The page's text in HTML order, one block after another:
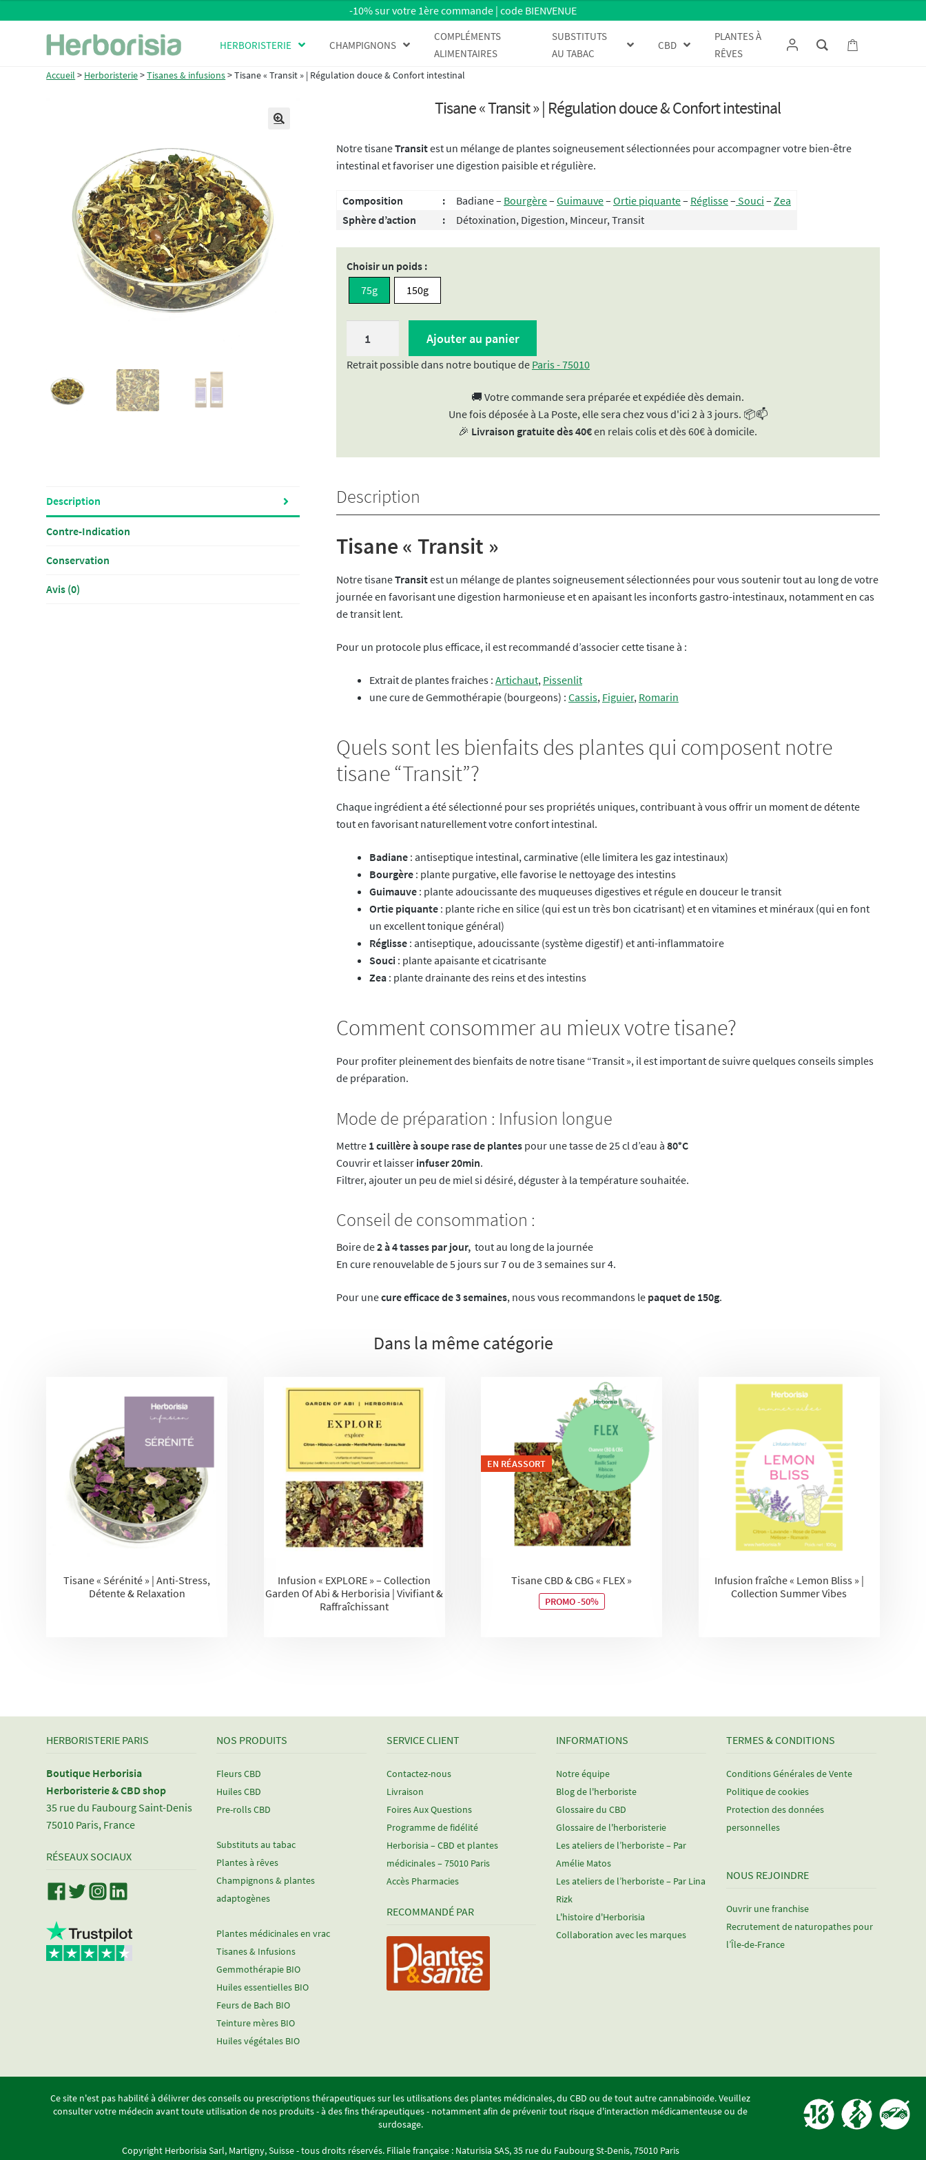
Aller
à
la
Aller
au
contenu
-10% sur votre 1ère commande | code BIENVENUE
HERBORISTERIE CHAMPIGNONS
COMPLÉMENTS
ALIMENTAIRES
SUBSTITUTS
AU TABAC
CBD
PLANTES À
RÊVES
Accueil > Herboristerie>Tisanes & infusions>Tisane « Transit » | Régulation douce & Confort intestinal
Tisane « Transit » | Régulation douce & Confort intestinal
Notre tisaneTransitest un mélange de plantes soigneusement sélectionnées pour accompagner votre bien-être
intestinal et favoriser une digestion paisible et régulière.
Composition : Badiane – Bourgère– Guimauve– Ortie piquante– Réglisse– Souci – Zea
Sphère d’action
: Détoxination, Digestion, Minceur, Transit
Choisir un poids :
75g
150g
Tisane
Ajouter au panier
Retrait possible dans notre boutique de Paris - 75010
🚚 Votre commande sera préparée et expédiée dès demain.
Une fois déposée à La Poste, elle sera chez vous d'ici 2 à 3 jours. 📦📫
🎉 Livraison gratuite dès 40€en relais colis et dès 60€ à domicile.
Description
Contre-Indication
Conservation
Avis (0)
Description
Tisane « Transit »
Notre tisaneTransitest un mélange de plantes soigneusement sélectionnées pour vous soutenir tout au long de votre
journée en favorisant une digestion harmonieuse et en apaisant les inconforts gastro-intestinaux, notamment en cas
de transit lent.
Pour un protocole plus efficace, il est recommandé d’associer cette tisane à :
Extrait de plantes fraiches : Artichaut, Pissenlit
une cure de Gemmothérapie (bourgeons) : Cassis, Figuier, Romarin
Quels sont les bienfaits des plantes qui composent notre
tisane “Transit”?
Chaque ingrédient a été sélectionné pour ses propriétés uniques, contribuant à vous offrir un moment de détente
tout en favorisant naturellement votre confort intestinal.
Badiane: antiseptique intestinal, carminative (elle limitera les gaz intestinaux)
Bourgère: plante purgative, elle favorise le nettoyage des intestins
Guimauve: plante adoucissante des muqueuses digestives et régule en douceur le transit
Ortie piquante: plante riche en silice (qui est un très bon cicatrisant) et en vitamines et minéraux (qui en font
un excellent tonique général)
Réglisse: antiseptique, adoucissante (système digestif) et anti-inflammatoire
Souci : plante apaisante et cicatrisante
Zea: plante drainante des reins et des intestins
Comment consommer au mieux votre tisane?
Pour profiter pleinement des bienfaits de notre tisane “Transit », il est important de suivre quelques conseils simples
de préparation.
Mode de préparation : Infusion longue
Mettre 1 cuillère à soupe rase de plantespour une tasse de 25 cl d’eau à 80°C
Couvrir et laisser infuser 20min.
Filtrer, ajouter un peu de miel si désiré, déguster à la température souhaitée.
Conseil de consommation :
Boire de2 à 4 tasses par jour,tout au long de la journée
En cure renouvelable de 5 jours sur 7 ou de 3 semaines sur 4.
Pour unecure efficace de 3 semaines, nous vous recommandons le paquet de 150g.
Dans la même catégorie
Tisane « Sérénité » | Anti-Stress,
Détente & Relaxation
Infusion « EXPLORE » – Collection
Garden Of Abi & Herborisia | Vivifiant &
Raffraîchissant
EN RÉASSORT
Tisane CBD & CBG « FLEX »
PROMO -50%
Infusion fraîche « Lemon Bliss » |
Collection Summer Vibes
HERBORISTERIE PARIS
Boutique Herborisia
Herboristerie & CBD shop
35 rue du Faubourg Saint-Denis
75010 Paris, France
RÉSEAUX SOCIAUX
NOS PRODUITS
Fleurs CBD
Huiles CBD
Pre-rolls CBD
Substituts au tabac
Plantes à rêves
Champignons & plantes
adaptogènes
Plantes médicinales en vrac
Tisanes & Infusions
Gemmothérapie BIO
Huiles essentielles BIO
Feurs de Bach BIO
Teinture mères BIO
Huiles végétales BIO
SERVICE CLIENT
Contactez-nous
Livraison
Foires Aux Questions
Programme de fidélité
Herborisia – CBD et plantes
médicinales – 75010 Paris
Accès Pharmacies
RECOMMANDÉ PAR
INFORMATIONS
Notre équipe
Blog de l'herboriste
Glossaire du CBD
Glossaire de l'herboristerie
Les ateliers de l’herboriste – Par
Amélie Matos
Les ateliers de l’herboriste – Par Lina
Rizk
L'histoire d'Herborisia
Collaboration avec les marques
TERMES & CONDITIONS
Conditions Générales de Vente
Politique de cookies
Protection des données
personnelles
NOUS REJOINDRE
Ouvrir une franchise
Recrutement de naturopathes pour
l’Île-de-France
Ce site n'est pas habilité à délivrer des conseils ou prescriptions thérapeutiques sur les utilisations des plantes médicinales, du CBD ou de tout autre cannabinoïde. Veuillez
consulter votre médecin avant toute utilisation de nos produits - à des fins thérapeutiques - notamment afin de prévenir tout risque d'interaction médicamenteuse ou de
surdosage.
Copyright Herborisia Sarl, Martigny, Suisse - tous droits réservés. Filiale française : Naturisia SAS, 35 rue du Faubourg St-Denis, 75010 Paris